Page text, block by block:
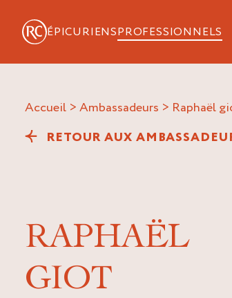
ÉPICURIENSPROFESSIONNELS
Accueil > Ambassadeurs > raphaël
RETOUR AUX
RAPHAËL
GIOT